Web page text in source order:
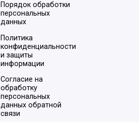
Порядок обработки
персональных
данных
Политика
конфиденциальности
и защиты
информации
Согласие на
обработку
персональных
данных обратной
связи